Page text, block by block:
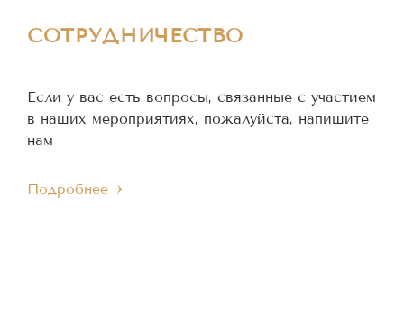
СОТРУДНИЧЕСТВО
Если у вас есть вопросы, связанные с участием
в наших мероприятиях, пожалуйста, напишите
нам
Подробнее